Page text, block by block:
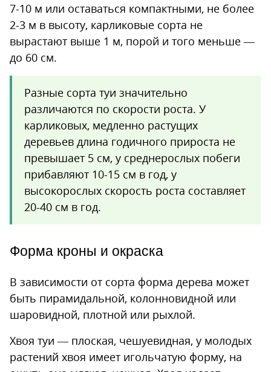
7-10 м или оставаться компактными, не более
2-3 м в высоту, карликовые сорта не
вырастают выше 1 м, порой и того меньше —
до 60 см.
Разные сорта туи значительно
различаются по скорости роста. У
карликовых, медленно растущих
деревьев длина годичного прироста не
превышает 5 см, у среднерослых побеги
прибавляют 10-15 см в год, у
высокорослых скорость роста составляет
20-40 см в год.
Форма кроны и окраска
В зависимости от сорта форма дерева может
быть пирамидальной, колонновидной или
шаровидной, плотной или рыхлой.
Хвоя туи — плоская, чешуевидная, у молодых
растений хвоя имеет игольчатую форму, на